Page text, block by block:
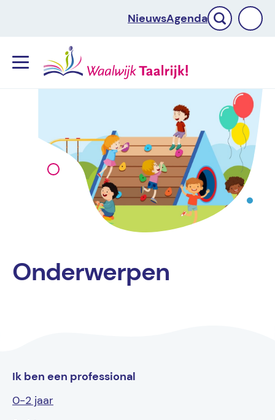
NieuwsAgenda
Menu
Onderwerpen
Ik ben een professional
0-2 jaar